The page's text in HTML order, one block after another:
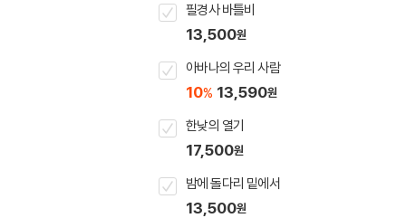
필경사 바틀비
13,500원
아바나의 우리 사람
10% 13,590원
한낮의 열기
17,500원
밤에 돌다리 밑에서
13,500원